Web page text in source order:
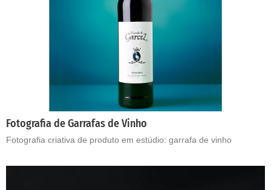
Fotografia de Garrafas de Vinho
Fotografia criativa de produto em estúdio: garrafa de vinho